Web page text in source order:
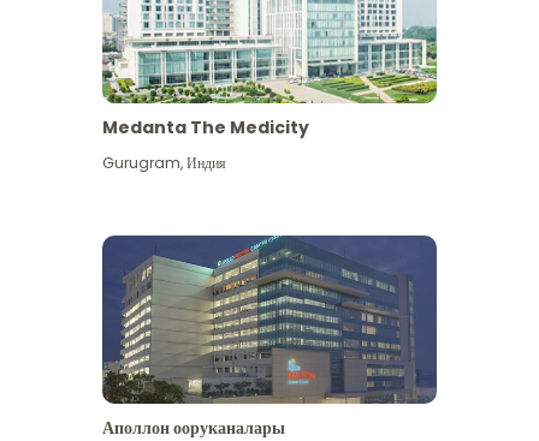
Medanta The Medicity
Gurugram,Индия
Аполлон ооруканалары